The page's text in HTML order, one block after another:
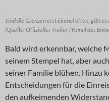
Sind die Grenzen erst einmal offen, gibt
(Quelle: Offizieller Trailer / Kanal des
Bald wird erkennbar, welche
seinem Stempel hat, aber
seiner Familie blühen. Hinzu
Entscheidungen für die
den aufkeimenden